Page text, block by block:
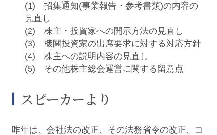
(1) 招集通知(事業報告・参考書類)の内容の
見直し
(2) 株主・投資家への開示方法の見直し
(3) 機関投資家の出席要求に対する対応方針
(4) 株主への説明内容の見直し
(5) その他株主総会運営に関する留意点
スピーカーより
昨年は、会社法の改正、その法務省令の改正、コ